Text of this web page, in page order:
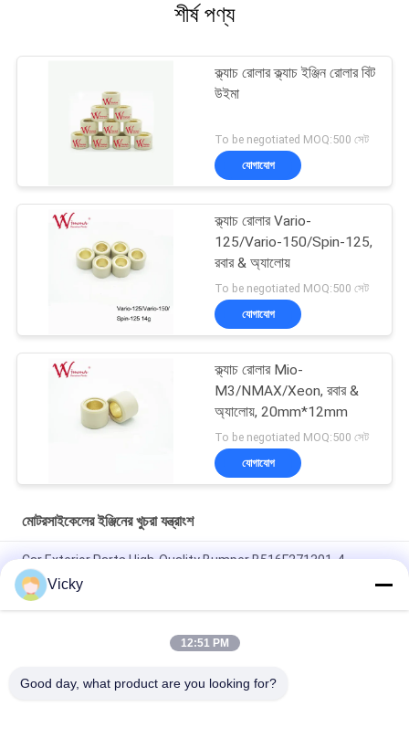
শীর্ষ পণ্য
ক্ল্যাচ রোলার ক্ল্যাচ ইঞ্জিন রোলার বিট
উইমা
To be negotiated MOQ:500 সেট
যোগাযোগ
ক্ল্যাচ রোলার Vario-
125/Vario-150/Spin-125,
রবার & অ্যালোয়
To be negotiated MOQ:500 সেট
যোগাযোগ
ক্ল্যাচ রোলার Mio-
M3/NMAX/Xeon, রবার &
অ্যালোয়, 20mm*12mm
To be negotiated MOQ:500 সেট
যোগাযোগ
মোটরসাইকেলের ইঞ্জিনের খুচরা যন্ত্রাংশ
Car Exterior Parts High-Quality Bumper B516F271301-4
CHANAN OSHAN​ Z6 Starry White
স্টার্টার মোটর হন্ডা EX5 মোটরসাইকেল ইঞ্জিন খুচরা যন্ত্রাংশ সস্তা পাইকারি উচ্চ পারফরম্যান্স
Vicky
12:51 PM
Good day, what product are you looking for?